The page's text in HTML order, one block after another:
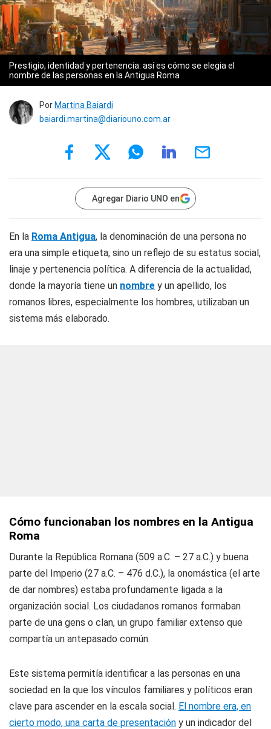
Prestigio, identidad y pertenencia: así es cómo se elegia el
nombre de las personas en la Antigua Roma
Por Martina Baiardi
baiardi.martina@diariouno.com.ar
Agregar Diario UNO en
En la Roma Antigua, la denominación de una persona no
era una simple etiqueta, sino un reflejo de su estatus social,
linaje y pertenencia política. A diferencia de la actualidad,
donde la mayoría tiene un nombre y un apellido, los
romanos libres, especialmente los hombres, utilizaban un
sistema más elaborado.
Cómo funcionaban los nombres en la Antigua
Roma
Durante la República Romana (509 a.C. – 27 a.C.) y buena
parte del Imperio (27 a.C. – 476 d.C.), la onomástica (el arte
de dar nombres) estaba profundamente ligada a la
organización social. Los ciudadanos romanos formaban
parte de una gens o clan, un grupo familiar extenso que
compartía un antepasado común.
Este sistema permitía identificar a las personas en una
sociedad en la que los vínculos familiares y políticos eran
clave para ascender en la escala social. El nombre era, en
cierto modo, una carta de presentación y un indicador del